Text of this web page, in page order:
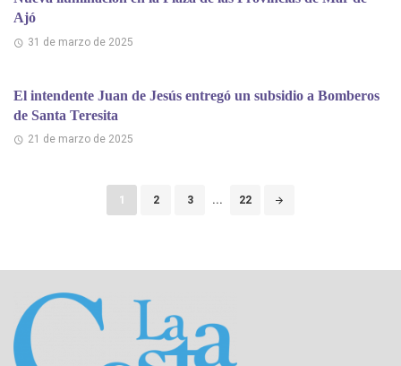
Ajó
31 de marzo de 2025
El intendente Juan de Jesús entregó un subsidio a Bomberos
de Santa Teresita
21 de marzo de 2025
1 2 3 ... 22